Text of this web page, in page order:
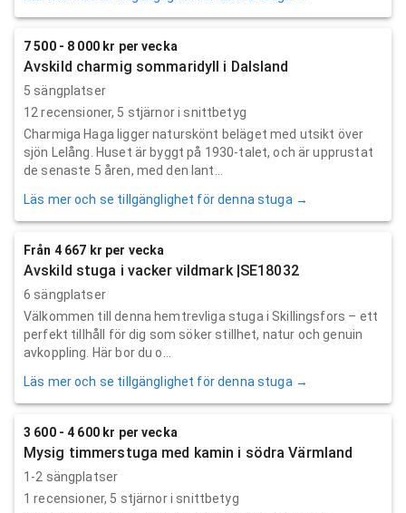
7 500 - 8 000 kr per vecka
Avskild charmig sommaridyll i Dalsland
5 sängplatser
12 recensioner, 5 stjärnor i snittbetyg
Charmiga Haga ligger naturskönt beläget med utsikt över
sjön Lelång. Huset är byggt på 1930-talet, och är upprustat
de senaste 5 åren, med den lant...
Läs mer och se tillgänglighet för denna stuga →
Från 4 667 kr per vecka
Avskild stuga i vacker vildmark |SE18032
6 sängplatser
Välkommen till denna hemtrevliga stuga i Skillingsfors – ett
perfekt tillhåll för dig som söker stillhet, natur och genuin
avkoppling. Här bor du o...
Läs mer och se tillgänglighet för denna stuga →
3 600 - 4 600 kr per vecka
Mysig timmerstuga med kamin i södra Värmland
1-2 sängplatser
1 recensioner, 5 stjärnor i snittbetyg